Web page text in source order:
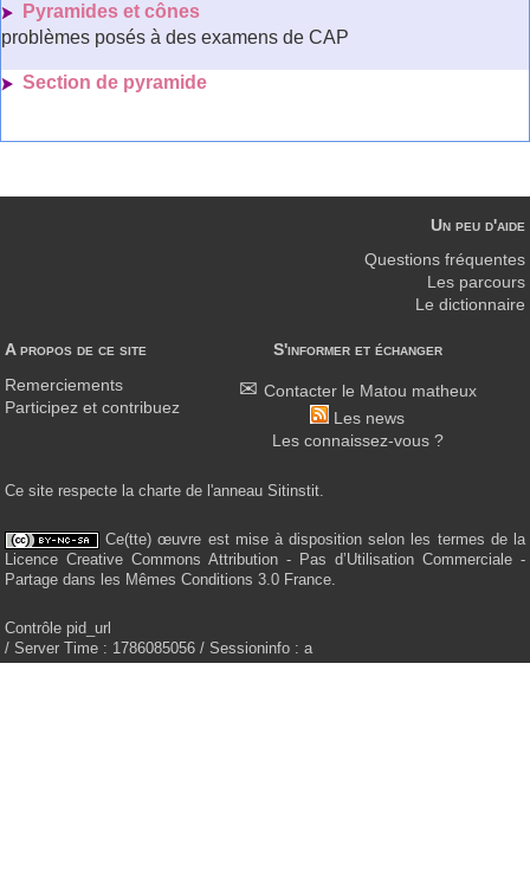
Pyramides et cônes
problèmes posés à des examens de CAP
Section de pyramide
A propos de ce site
Remerciements
Participez et contribuez
S'informer et échanger
Contacter le Matou matheux
Les news
Les connaissez-vous ?
Un peu d'aide
Questions fréquentes
Les parcours
Le dictionnaire
Ce site respecte la charte de l'anneau Sitinstit.
Ce(tte) œuvre est mise à disposition selon les termes de la
Licence Creative Commons Attribution - Pas d’Utilisation Commerciale -
Partage dans les Mêmes Conditions 3.0 France.
Contrôle pid_url
/ Server Time : 1786085056 / Sessioninfo : a